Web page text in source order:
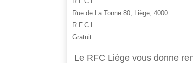
Rue de La Tonne 80, Liège, 4000
R.F.C.L.
Gratuit
Le RFC Liège vous donne